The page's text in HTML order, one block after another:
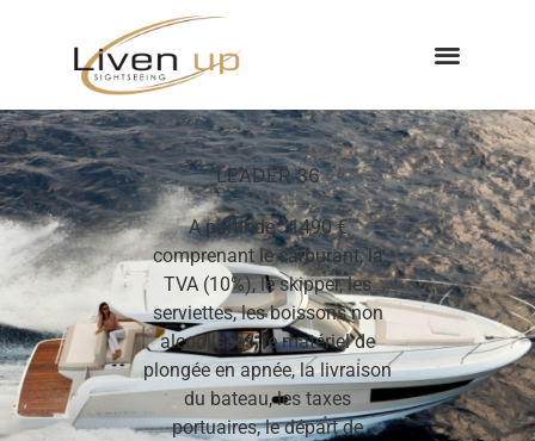
LEADER 36
A partir de : 1490 €
comprenant le carburant, la
TVA (10%), le skipper, les
serviettes, les boissons non
alcoolisées, le matériel de
plongée en apnée, la livraison
du bateau, les taxes
portuaires, le départ de